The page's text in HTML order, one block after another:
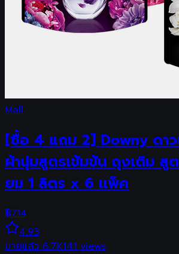
Mall
[ซื้อ 4 แถม 2] Downy ดาว
ผ้านุ่มสูตรเข้มข้น ถุงเติม สู
ยม 1 ลิตร x 6 แพ็ค
฿714
4.93
ขายแล้ว6.7K141views